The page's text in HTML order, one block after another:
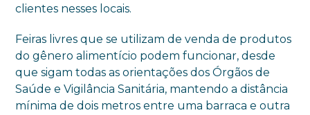
clientes nesses locais.
Feiras livres que se utilizam de venda de produtos
do gênero alimentício podem funcionar, desde
que sigam todas as orientações dos Órgãos de
Saúde e Vigilância Sanitária, mantendo a distância
mínima de dois metros entre uma barraca e outra